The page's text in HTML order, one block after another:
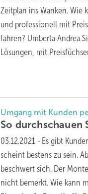
Zeitplan ins Wanken. Wie
und professionell mit
fahren? Umberta Andrea
Lösungen, mit
Umgang mit Kunden
So durchschauen
03.12.2021 - Es gibt
scheint bestens zu sein.
beschwert sich. Der
nicht bemerkt. Wie kann